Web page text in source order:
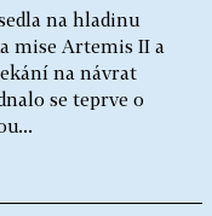
na hladinu
mise Artemis II a
na návrat
se teprve o